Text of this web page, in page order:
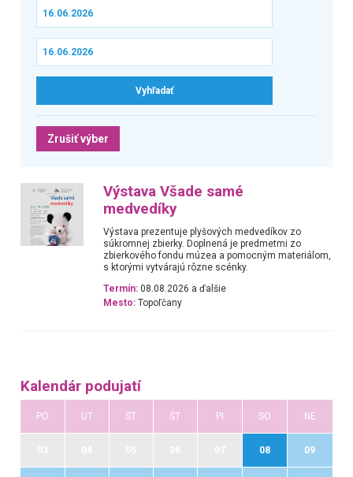
Zrušiť výber
Výstava Všade samé
medvedíky
Výstava prezentuje plyšových medvedíkov zo
súkromnej zbierky. Doplnená je predmetmi zo
zbierkového fondu múzea a pomocným materiálom,
s ktorými vytvárajú rôzne scénky.
Termín: 08.08.2026 a ďalšie
Mesto: Topoľčany
Kalendár podujatí
PO UT ST ŠT PI SO NE
08 09